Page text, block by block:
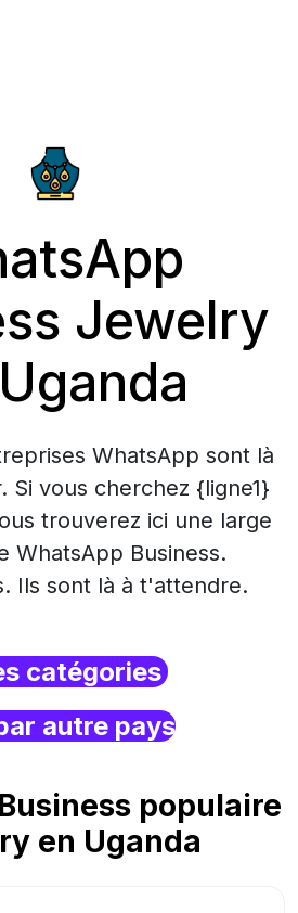
Jewelry
WhatsApp sont là
Si vous cherchez {ligne1}
trouverez ici une large
WhatsApp Business.
Ils sont là à t'attendre.
catégories
autre pays
populaire
en Uganda